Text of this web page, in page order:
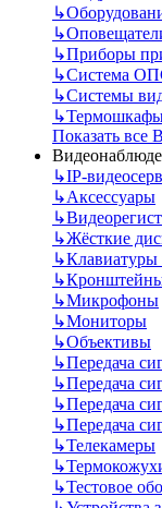
↳
↳
↳Приборы
↳Система
↳Системы
↳
Показать все
↳IP-
↳Аксессуары
↳
↳Жёсткие
↳Клавиатуры
↳
↳Микрофоны
↳Мониторы
↳Объективы
↳Передача
↳Передача
↳Передача
↳Передача
↳Телекамеры
↳
↳Тестовое